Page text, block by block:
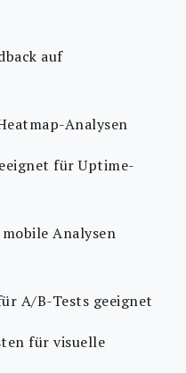
auf
Analysen
für Uptime-
Analysen
A/B-Tests geeignet
für visuelle